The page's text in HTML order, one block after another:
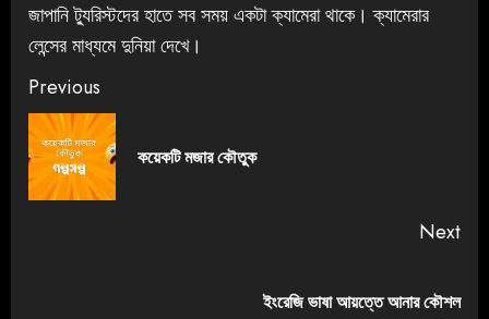
জাপানি ট্যুরিস্টদের হাতে সব সময় একটা ক্যামেরা থাকে। ক্যামেরার
লেন্সের মাধ্যমে দুনিয়া দেখে।
Previous
কয়েকটি মজার কৌতুক
Next
ইংরেজি ভাষা আয়ত্তে আনার কৌশল